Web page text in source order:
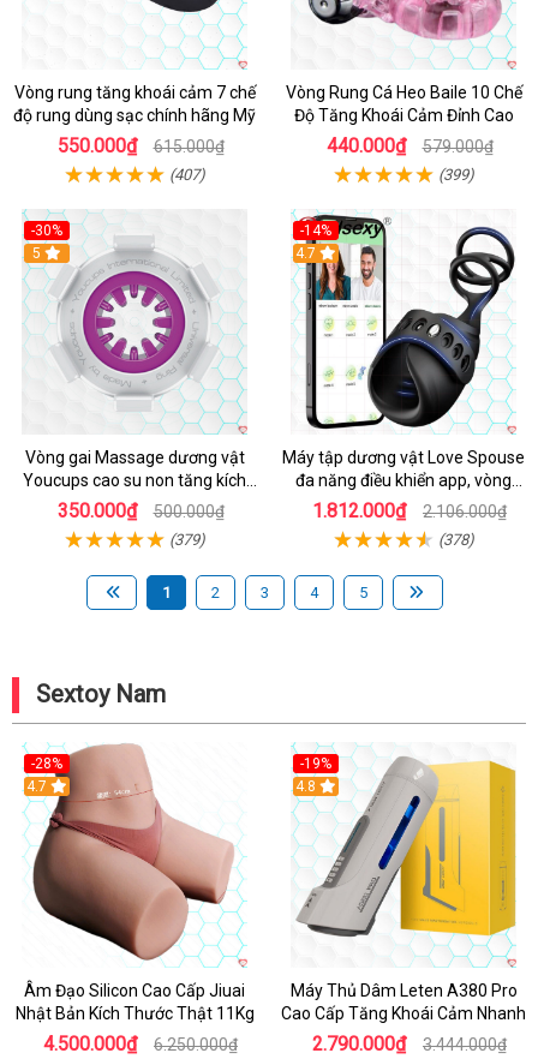
Vòng rung tăng khoái cảm 7 chế
độ rung dùng sạc chính hãng Mỹ
550.000₫ 615.000₫
(407)
Vòng Rung Cá Heo Baile 10 Chế
Độ Tăng Khoái Cảm Đỉnh Cao
440.000₫ 579.000₫
(399)
-30%
5
Vòng gai Massage dương vật
Youcups cao su non tăng kích
thước
350.000₫ 500.000₫
(379)
-14%
4.7
Máy tập dương vật Love Spouse
đa năng điều khiển app, vòng
đeo siêu tiện
1.812.000₫ 2.106.000₫
(378)
1 2 3 4 5
Sextoy Nam
-28%
4.7
Âm Đạo Silicon Cao Cấp Jiuai
Nhật Bản Kích Thước Thật 11Kg
4.500.000₫ 6.250.000₫
-19%
Hot
4.8
Máy Thủ Dâm Leten A380 Pro
Cao Cấp Tăng Khoái Cảm Nhanh
2.790.000₫ 3.444.000₫